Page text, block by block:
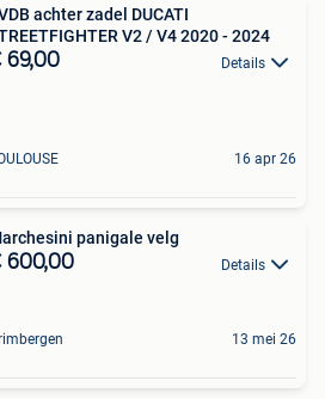
achter zadel DUCATI
V2 / V4 2020 - 2024
69,00 Details
16 apr 26
panigale velg
600,00 Details
13 mei 26